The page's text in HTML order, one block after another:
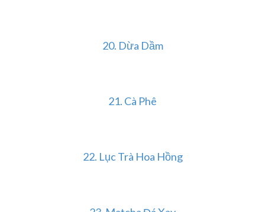
20. Dừa Dầm
21. Cà Phê
22. Lục Trà Hoa Hồng